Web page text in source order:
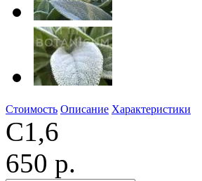
Стоимость Описание Характеристики
С1,6
650 р.